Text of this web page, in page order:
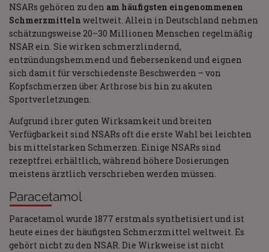
NSARs gehören zu den am häufigsten eingenommenen
Schmerzmitteln weltweit. Allein in Deutschland nehmen
schätzungsweise 20–30 Millionen Menschen regelmäßig
NSAR ein. Sie wirken schmerzlindernd,
entzündungshemmend und fiebersenkend und eignen
sich damit für verschiedenste Beschwerden – von
Kopfschmerzen über Arthrose bis hin zu akuten
Sportverletzungen.
Aufgrund ihrer guten Wirksamkeit und breiten
Verfügbarkeit sind NSARs oft die erste Wahl bei leichten
bis mittelstarken Schmerzen. Einige NSARs sind
rezeptfrei erhältlich, während höhere Dosierungen
meistens ärztlich verschrieben werden müssen.
Paracetamol
Paracetamol wurde 1877 erstmals synthetisiert und ist
heute eines der häufigsten Schmerzmittel weltweit. Es
gehört nicht zu den NSAR. Die Wirkweise ist nicht